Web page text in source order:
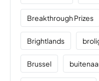
Breakthrough Prizes
Brightlands
Brussel